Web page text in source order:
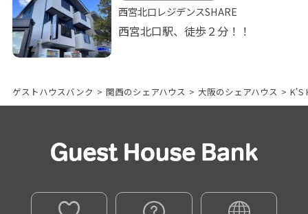
西宮北口レジデンスSHARE
西宮北口駅、徒歩２分！！
ゲストハウスバンク > 関西のシェアハウス > 大阪のシェアハウス > K'S